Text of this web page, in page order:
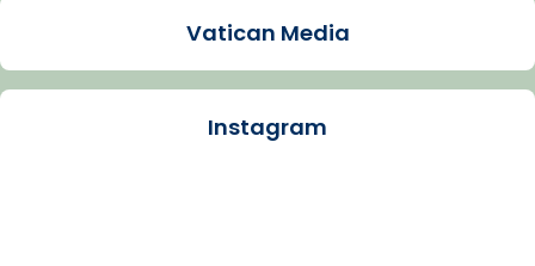
Santes de Mataró.
🔗tinyurl.com/cvu5jmbk
Vatican Media
Instagram